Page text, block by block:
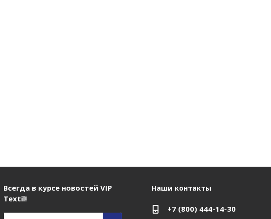
Всегда в курсе новостей VIP
Textil!
Наши контакты
+7 (800) 444-14-30